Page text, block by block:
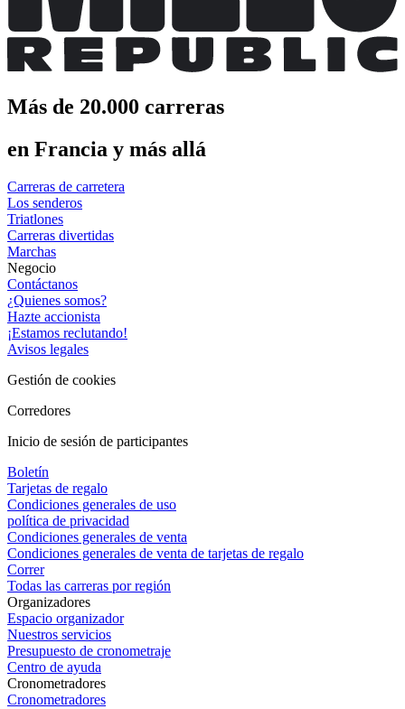
Más de 20.000 carreras
en Francia y más allá
Carreras de carretera
Los senderos
Triatlones
Carreras divertidas
Marchas
Negocio
Contáctanos
¿Quienes somos?
Hazte accionista
¡Estamos reclutando!
Avisos legales
Gestión de cookies
Corredores
Inicio de sesión de participantes
Boletín
Tarjetas de regalo
Condiciones generales de uso
política de privacidad
Condiciones generales de venta
Condiciones generales de venta de tarjetas de regalo
Correr
Todas las carreras por región
Organizadores
Espacio organizador
Nuestros servicios
Presupuesto de cronometraje
Centro de ayuda
Cronometradores
Cronometradores